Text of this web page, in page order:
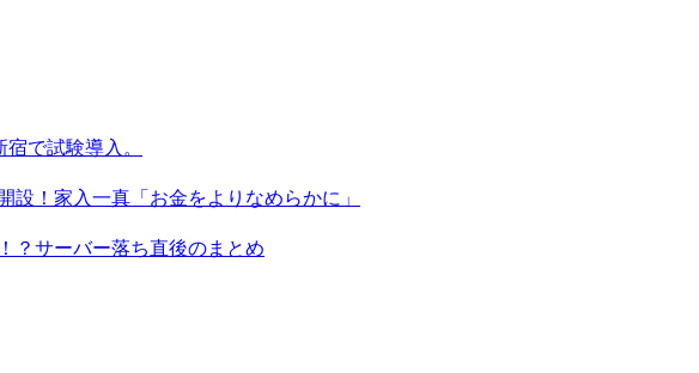
で試験導入。
設！家入一真「お金をよりなめらかに」
？サーバー落ち直後のまとめ